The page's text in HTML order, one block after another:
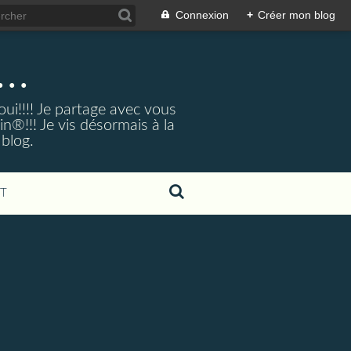
Connexion + Créer mon blog
Je partage avec vous
Je vis désormais à la